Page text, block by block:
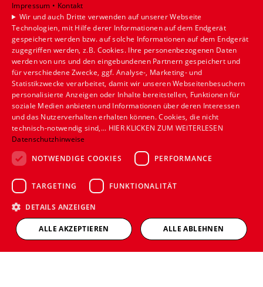
Leistungen
Privatkunden
Gewerbekunden
Karriere
Unternehmen
Standort
Münster
Impressum • Kontakt
Wir und auch Dritte verwenden auf unserer Webseite
Technologien, mit Hilfe derer Informationen auf dem Endgerät
gespeichert werden bzw. auf solche Informationen auf dem Endgerät
zugegriffen werden, z.B. Cookies. Ihre personenbezogenen Daten
werden von uns und den eingebundenen Partnern gespeichert und
für verschiedene Zwecke, ggf. Analyse-, Marketing- und
Statistikzwecke verarbeitet, damit wir unseren Webseitenbesuchern
personalisierte Anzeigen oder Inhalte bereitstellen, Funktionen für
soziale Medien anbieten und Informationen über deren Interessen
und das Nutzerverhalten erhalten können. Cookies, die nicht
technisch-notwendig sind,... HIER KLICKEN ZUM WEITERLESEN
Datenschutzhinweise
NOTWENDIGE COOKIES
PERFORMANCE
TARGETING FUNKTIONALITÄT
DETAILS ANZEIGEN
ALLE AKZEPTIEREN ALLE ABLEHNEN